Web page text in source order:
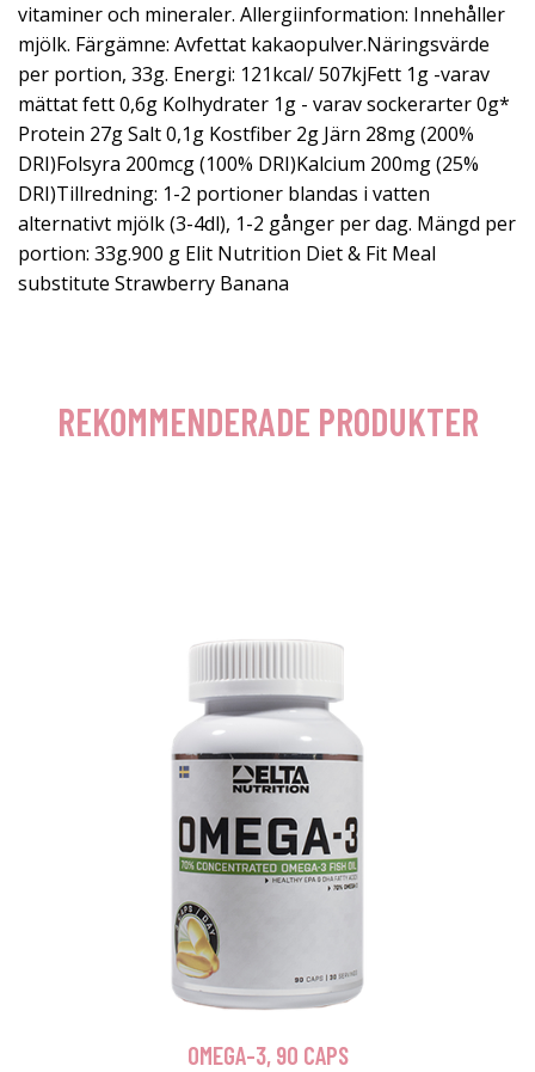
vitaminer och mineraler. Allergiinformation: Innehåller
mjölk. Färgämne: Avfettat kakaopulver.Näringsvärde
per portion, 33g. Energi: 121kcal/ 507kjFett 1g -varav
mättat fett 0,6g Kolhydrater 1g - varav sockerarter 0g*
Protein 27g Salt 0,1g Kostfiber 2g Järn 28mg (200%
DRI)Folsyra 200mcg (100% DRI)Kalcium 200mg (25%
DRI)Tillredning: 1-2 portioner blandas i vatten
alternativt mjölk (3-4dl), 1-2 gånger per dag. Mängd per
portion: 33g.900 g Elit Nutrition Diet & Fit Meal
substitute Strawberry Banana
REKOMMENDERADE PRODUKTER
OMEGA-3, 90 CAPS